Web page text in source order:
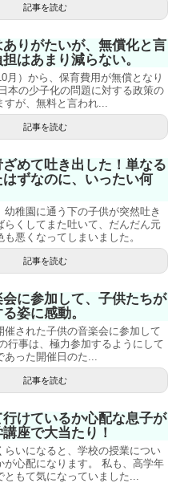
記事を読む
りがたいが、無償化と言
はあまり減らない。
月）から、保育費用が無償となり
本の少子化の問題に対する政策の
すが、無料と言われ...
記事を読む
めて吐き出した！単なる
ずなのに、いったい何
幼稚園に通う下の子供が突然吐き
らくしてまた吐いて、だんだん元
悪くなってしまいました。
記事を読む
に参加して、子供たちが
姿に感動。
催された子供の音楽会に参加して
行事は、極力参加するようにして
あった開催日のた...
記事を読む
けているか心配な息子が
座で大当たり！
らいになると、学校の授業につい
が心配になります。 私も、高学年
ともて気になっていました...